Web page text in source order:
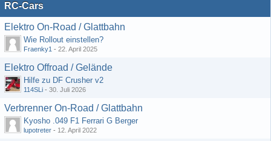
RC-Cars
Elektro On-Road / Glattbahn
Wie Rollout einstellen?
Fraenky1 - 22. April 2025
Elektro Offroad / Gelände
Hilfe zu DF Crusher v2
114SLi - 30. Juli 2026
Verbrenner On-Road / Glattbahn
Kyosho .049 F1 Ferrari G Berger
lupotreter - 12. April 2022